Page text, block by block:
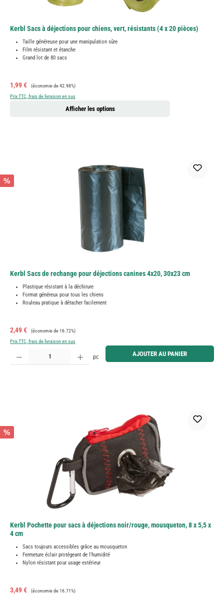
Kerbl Sacs à déjections pour chiens, vert, résistants (4 x 20 pièces)
Taille généreuse pour une manipulation sûre
Film résistant et étanche
Grand lot de 80 sacs
Prix de vente :
1,99 € Prix régulier :
(économie de 42.98%)
Prix TTC, frais de livraison en sus
Afficher les options
%
Kerbl Sacs de rechange pour déjections canines 4x20, 30x23 cm
Plastique résistant à la déchirure
Format généreux pour tous les chiens
Rouleau pratique à détacher facilement
Prix de vente :
2,49 € Prix régulier :
(économie de 16.72%)
Prix TTC, frais de livraison en sus
Quantité de produit : Entrez la quantité souhaitée ou utilisez les boutons pour augmenter ou
pc AJOUTER AU PANIER
%
Kerbl Pochette pour sacs à déjections noir/rouge, mousqueton, 8 x 5,5 x
4 cm
Sacs toujours accessibles grâce au mousqueton
Fermeture éclair protégeant de l'humidité
Nylon résistant pour usage extérieur
Prix de vente :
3,49 € Prix régulier :
(économie de 16.71%)